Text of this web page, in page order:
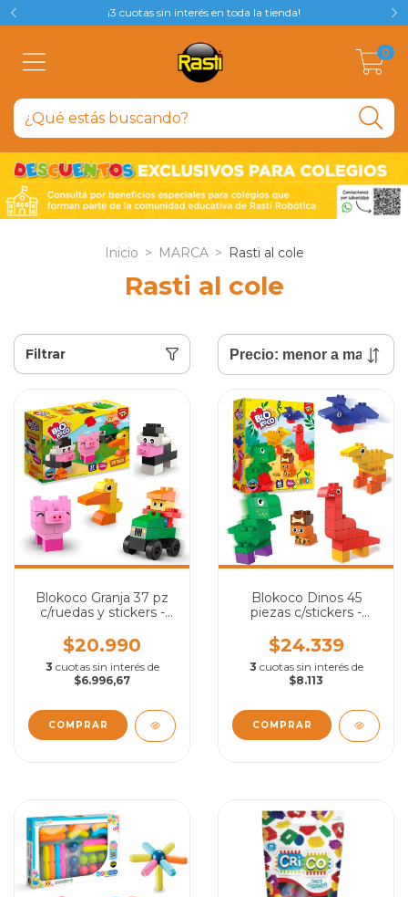
¡3 cuotas sin interés en toda la tienda!
0
Inicio > MARCA > Rasti al cole
Rasti al cole
Filtrar
Blokoco Granja 37 pz
c/ruedas y stickers -
$20.990
3 cuotas sin interés de
$6.996,67
Blokoco Dinos 45
piezas c/stickers -
$24.339
3 cuotas sin interés de
$8.113